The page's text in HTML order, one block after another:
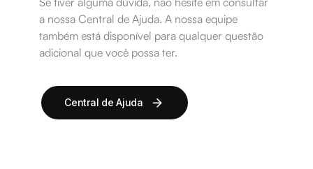
a nossa Central de Ajuda. A nossa equipe
também está disponível para qualquer questão
adicional que você possa ter.
Central de Ajuda